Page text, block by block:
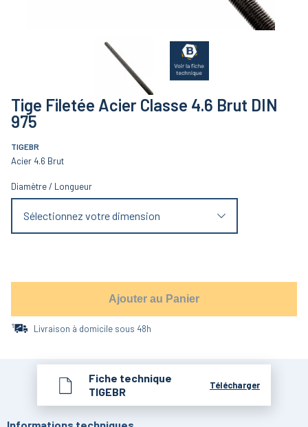
Tige Filetée Acier Classe 4.6 Brut DIN
975
TIGEBR
Acier 4.6 Brut
Diamètre/ Longueur
Sélectionnez votre dimension
Ajouter au Panier
Livraison à domicile sous 48h
Fiche technique
TIGEBR
Télécharger